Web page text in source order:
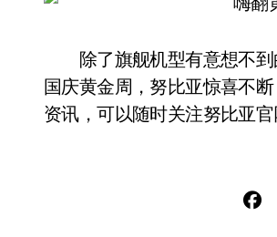
除了旗舰机型有意想不到
国庆黄金周，努比亚惊喜不
资讯，可以随时关注努比亚官